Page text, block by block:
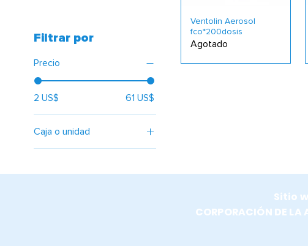
Filtrar por
Precio
2 US$ 61 US$
Caja o unidad
Caja
Unidad
Ventolin Aerosol
fco*200dosis
Agotado
Sitio
CORPORACIÓN DE LA